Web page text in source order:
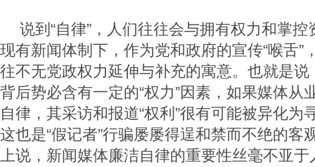
说到“自律”，人们往往会与拥有权力和掌
现有新闻体制下，作为党和政府的宣传“喉舌”
往不无党政权力延伸与补充的寓意。也就是说
背后势必含有一定的“权力”因素，如果媒体从
自律，其采访和报道“权利”很有可能被异化为
这也是“假记者”行骗屡屡得逞和禁而不绝的客
上说，新闻媒体廉洁自律的重要性丝毫不亚